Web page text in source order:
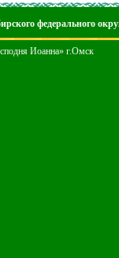
федерального
Иоанна» г.Омск